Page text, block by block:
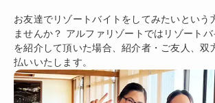
お友達でリゾートバイトをしてみたいという
ませんか？ アルファリゾートではリゾート
を紹介して頂いた場合、紹介者・ご友人、双
払いいたします。